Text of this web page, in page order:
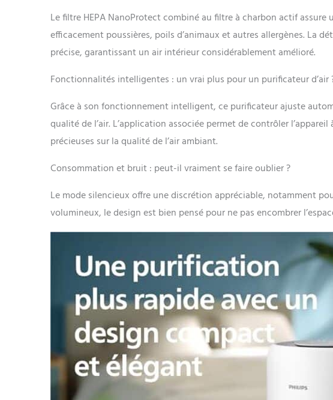
Le filtre HEPA NanoProtect combiné au filtre à charbon actif
efficacement poussières, poils d’animaux et autres allergènes. La
précise, garantissant un air intérieur considérablement amélioré.
Fonctionnalités intelligentes : un vrai plus pour un purificateur d’air
Grâce à son fonctionnement intelligent, ce purificateur ajuste
qualité de l’air. L’application associée permet de contrôler
précieuses sur la qualité de l’air ambiant.
Consommation et bruit : peut-il vraiment se faire oublier ?
Le mode silencieux offre une discrétion appréciable, notamment
volumineux, le design est bien pensé pour ne pas encombrer